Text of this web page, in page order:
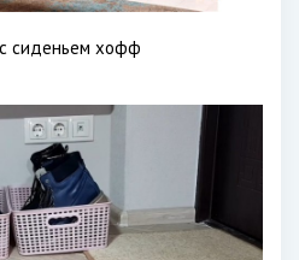
сиденьем хофф